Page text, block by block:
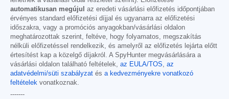
automatikusan megújul
az eredeti vásárlási előfizetés időpontjában
érvényes standard előfizetési díjjal és ugyanarra az előfizetési
időszakra, vagy a promóciós anyagokban/vásárlási oldalon
meghatározottak szerint, feltéve, hogy folyamatos, megszakítás
nélküli előfizetéssel rendelkezik, és amelyről az előfizetés lejárta előtt
értesítést kap a közelgő díjakról. A SpyHunter megvásárlására a
vásárlási oldalon található feltételek, az EULA/TOS
az
adatvédelmi/süti szabályzat és a kedvezményekre vonatkozó
feltételek vonatkoznak.
-------